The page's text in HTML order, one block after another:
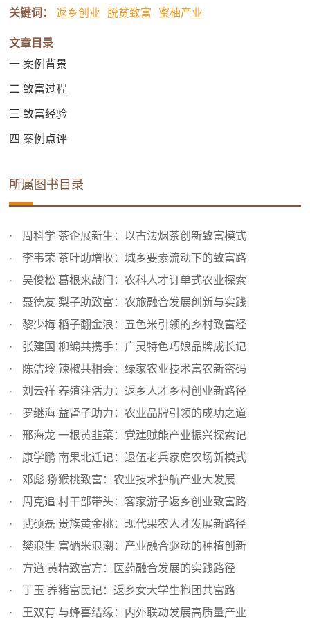
关键词： 返乡创业 脱贫致富 蜜柚产业
文章目录
一 案例背景
二 致富过程
三 致富经验
四 案例点评
所属图书目录
周科学 茶企展新生：以古法烟茶创新致富模式
李韦荣 茶叶助增收：城乡要素流动下的致富路
吴俊松 葛根来敲门：农科人才订单式农业探索
聂德友 梨子助致富：农旅融合发展创新与实践
黎少梅 稻子翻金浪：五色米引领的乡村致富经
张建国 柳编共携手：广灵特色巧娘品牌成长记
陈洁玲 辣椒共相会：绿家农业技术富农新密码
刘云祥 养殖注活力：返乡人才乡村创业新路径
罗继海 益肾子助力：农业品牌引领的成功之道
邢海龙 一根黄韭菜：党建赋能产业振兴探索记
康学鹏 南果北迁记：退伍老兵家庭农场新模式
邓彪 猕猴桃致富：农业技术护航产业大发展
周克追 村干部带头：客家游子返乡创业致富路
武硕磊 贵族黄金桃：现代果农人才发展新路径
樊浪生 富硒米浪潮：产业融合驱动的种植创新
方遒 黄精致富方：医药融合发展的实践路径
丁玉 养猪富民记：返乡女大学生抱团共富路
王双有 与蜂喜结缘：内外联动发展高质量产业